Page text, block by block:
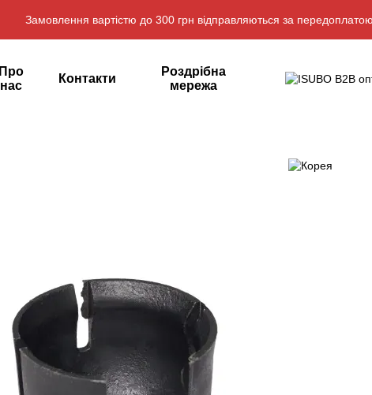
Замовлення вартістю до 300 грн відправляються за
Про
нас
Контакти
Роздрібна
мережа